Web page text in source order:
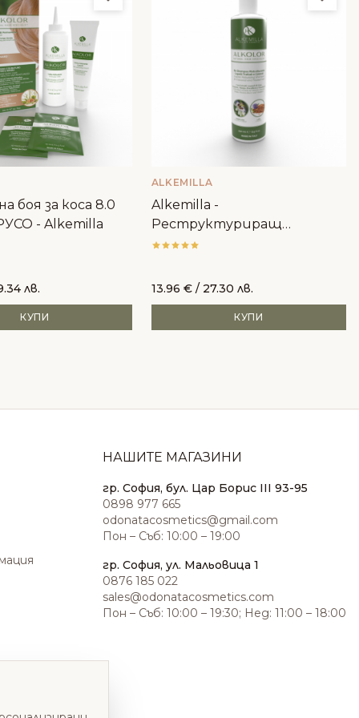
боя за коса 8.0
- Alkemilla
лв.
КУПИ
ALKEMILLA
Alkemilla -
Реструктуриращ
шампоан за боядисана коса
13.96 €/ 27.30 лв.
КУПИ
НАШИТЕ МАГАЗИНИ
гр. София, бул. Цар Борис III 93-95
0898 977 665
odonatacosmetics@gmail.com
Пон – Съб: 10:00 – 19:00
гр. София, ул. Мальовица 1
0876 185 022
sales@odonatacosmetics.com
Пон – Съб: 10:00 – 19:30; Нед: 11:00 – 18:00